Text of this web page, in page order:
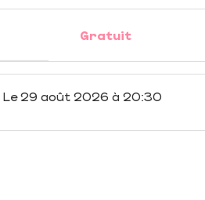
Gratuit
Le 29 août 2026 à 20:30